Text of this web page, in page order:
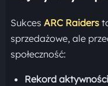
Sukces ARC Raiders
sprzedażowe, ale
społeczność:
Rekord